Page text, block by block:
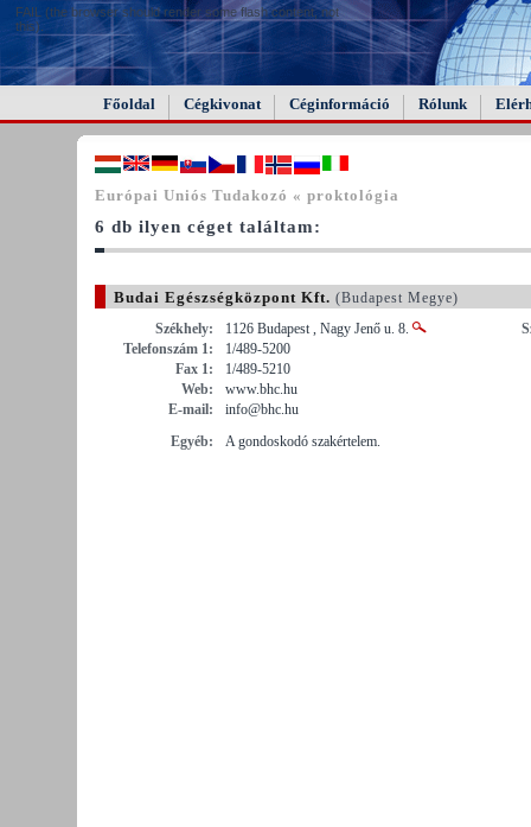
FAIL (the browser should render some flash content, not
this).
Főoldal Cégkivonat Céginformáció Rólunk
Európai Uniós Tudakozó « proktológia
6 db ilyen céget találtam:
Budai Egészségközpont Kft. (Budapest Megye)
Székhely:
1126 Budapest , Nagy Jenő u. 8.
Telefonszám 1:
1/489-5200
Fax 1:
1/489-5210
Web:
www.bhc.hu
E-mail:
info@bhc.hu
Egyéb:
A gondoskodó szakértelem.